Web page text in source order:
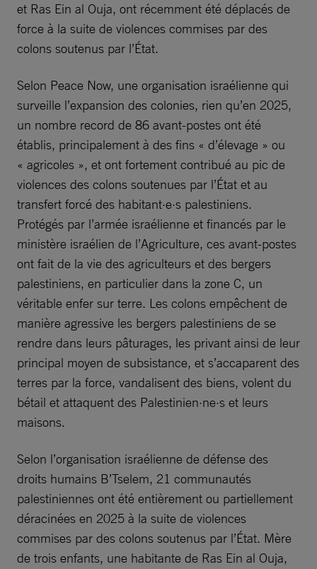
et Ras Ein al Ouja, ont récemment été déplacés de
force à la suite de violences commises par des
colons soutenus par l’État.
Selon Peace Now, une organisation israélienne qui
surveille l’expansion des colonies, rien qu’en 2025,
un nombre record de 86 avant-postes ont été
établis, principalement à des fins « d’élevage » ou
« agricoles », et ont fortement contribué au pic de
violences des colons soutenues par l’État et au
transfert forcé des habitant·e·s palestiniens.
Protégés par l’armée israélienne et financés par le
ministère israélien de l’Agriculture, ces avant-postes
ont fait de la vie des agriculteurs et des bergers
palestiniens, en particulier dans la zone C, un
véritable enfer sur terre. Les colons empêchent de
manière agressive les bergers palestiniens de se
rendre dans leurs pâturages, les privant ainsi de leur
principal moyen de subsistance, et s’accaparent des
terres par la force, vandalisent des biens, volent du
bétail et attaquent des Palestinien·ne·s et leurs
maisons.
Selon l’organisation israélienne de défense des
droits humains B’Tselem, 21 communautés
palestiniennes ont été entièrement ou partiellement
déracinées en 2025 à la suite de violences
commises par des colons soutenus par l’État. Mère
de trois enfants, une habitante de Ras Ein al Ouja,